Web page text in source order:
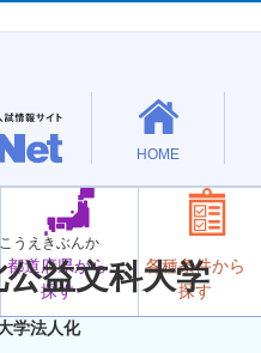
HOME
都道府県から
探す
各種条件から
探す
うえきぶんか
公益文科大学
学法人化